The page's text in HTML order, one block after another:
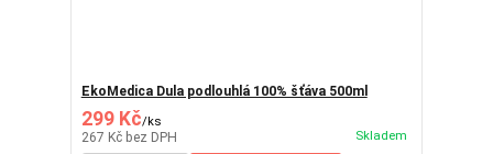
EkoMedica Dula podlouhlá 100% šťáva 500ml
299 Kč/ks
267 Kč bez DPH Skladem